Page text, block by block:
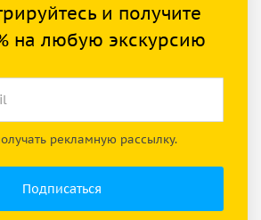
и получите
на любую экскурсию
рекламную рассылку.